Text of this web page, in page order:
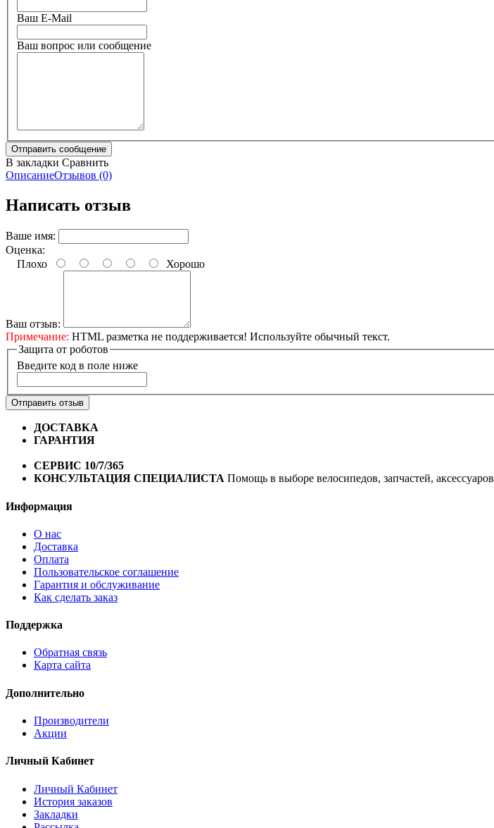
Ваш E-Mail
Ваш вопрос или сообщение
В закладки Сравнить
ОписаниеОтзывов (0)
Написать отзыв
Ваше имя:
Оценка:
Плохо
Хорошо
Ваш отзыв:
Примечание: HTML разметка не поддерживается! Используйте обычный текст.
Защита от роботов
Введите код в поле ниже
Отправить отзыв
ДОСТАВКА
ГАРАНТИЯ
СЕРВИС 10/7/365
КОНСУЛЬТАЦИЯ СПЕЦИАЛИСТА Помощь в выборе велосипедов, запчастей, аксессуаров
Информация
О нас
Доставка
Оплата
Пользовательское соглашение
Гарантия и обслуживание
Как сделать заказ
Поддержка
Обратная связь
Карта сайта
Дополнительно
Производители
Акции
Личный Кабинет
Личный Кабинет
История заказов
Закладки